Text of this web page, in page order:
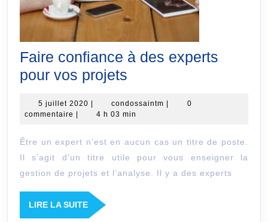
Faire confiance à des experts
pour vos projets
à
experts
pour
vos
5 juillet 2020 5
juillet
condossaintm condossaintm
0
commentaire
4 h 03 min
Être un expert n’est en aucun cas un titre de poste.
Il s’agit d’un titre utile pour vous enseigner la
gestion de projets et l’analyse. Il y a des experts
LIRE LA SUITELIRE
LA